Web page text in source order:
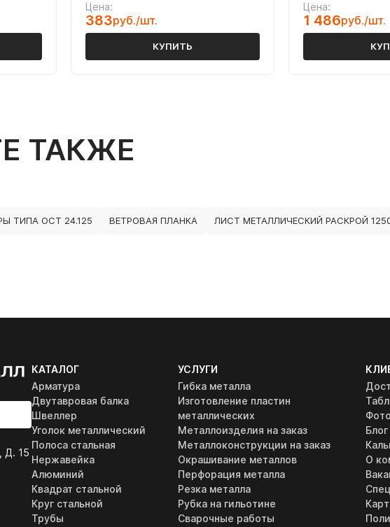
Цена:
383руб./шт.
КУПИТЬ
Цена:
1 486руб./шт.
ТАКЖЕ
ТИПА ОСТ 24.125 ВЕТРОВАЯ ПЛАНКА ЛИСТ МЕТАЛЛИЧЕСКИЙ РАСКРОЙ
Д. 15
КАТАЛОГ
Арматура
Двутавровая балка
Швеллер
Уголок металлический
Полоса стальная
Нержавейка
Алюминий
Квадрат стальной
Круг стальной
Трубы
УСЛУГИ
Гибка металла
Изготовление пластин
металлических
Металлоизделия на заказ
Металлоконструкции на заказ
Окрашивание металлов
Перфорация металла
Резка металла
Рубка на гильотине
Сварочные работы
Блог
О